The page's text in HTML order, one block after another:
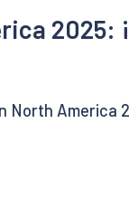
2025:
North America